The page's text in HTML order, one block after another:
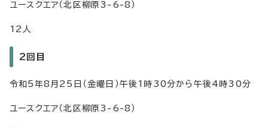
ユースクエア（北区柳原3-6-8）
12人
2回目
令和5年8月25日（金曜日）午後1時30分から午後4時30分
ユースクエア（北区柳原3-6-8）